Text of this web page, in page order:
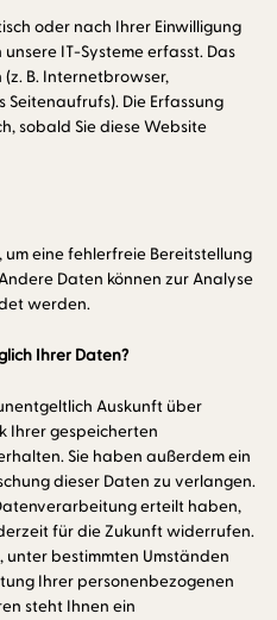
oder nach Ihrer Einwilligung
IT-Systeme erfasst. Das
B. Internetbrowser,
Die Erfassung
sobald Sie diese Website
eine fehlerfreie Bereitstellung
Daten können zur Analyse
werden.
Ihrer Daten?
Auskunft über
Ihrer gespeicherten
Sie haben außerdem ein
dieser Daten zu verlangen.
erteilt haben,
für die Zukunft widerrufen.
unter bestimmten Umständen
Ihrer personenbezogenen
steht Ihnen ein